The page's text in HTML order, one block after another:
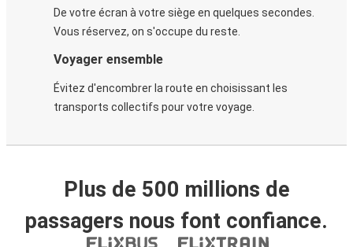
De votre écran à votre siège en quelques secondes.
Vous réservez, on s'occupe du reste.
Voyager ensemble
Évitez d'encombrer la route en choisissant les
transports collectifs pour votre voyage.
Plus de 500 millions de
passagers nous font confiance.